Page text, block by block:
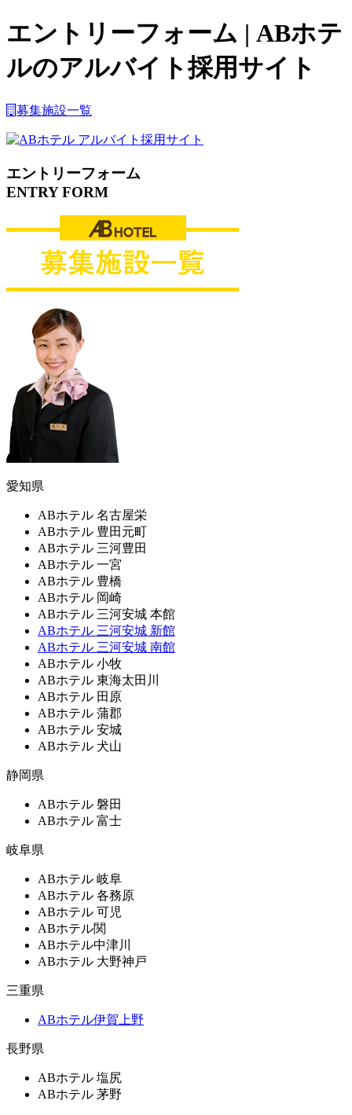
エントリーフォーム | ABホテ
ルのアルバイト採用サイト
募集施設一覧
エントリーフォーム
ENTRY FORM
愛知県
ABホテル 名古屋栄
ABホテル 豊田元町
ABホテル 三河豊田
ABホテル 一宮
ABホテル 豊橋
ABホテル 岡崎
ABホテル 三河安城 本館
ABホテル 三河安城 新館
ABホテル 三河安城 南館
ABホテル 小牧
ABホテル 東海太田川
ABホテル 田原
ABホテル 蒲郡
ABホテル 安城
ABホテル 犬山
静岡県
ABホテル 磐田
ABホテル 富士
岐阜県
ABホテル 岐阜
ABホテル 各務原
ABホテル 可児
ABホテル関
ABホテル中津川
ABホテル 大野神戸
三重県
ABホテル伊賀上野
長野県
ABホテル 塩尻
ABホテル 茅野